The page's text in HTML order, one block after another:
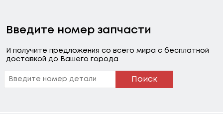
Введите номер запчасти
И получите предложения со всего мира с бесплатной
доставкой до Вашего города
Поиск